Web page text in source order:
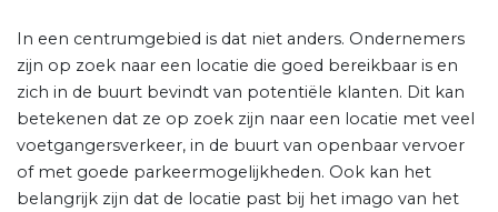
In een centrumgebied is dat niet anders. Ondernemers
zijn op zoek naar een locatie die goed bereikbaar is en
zich in de buurt bevindt van potentiële klanten. Dit kan
betekenen dat ze op zoek zijn naar een locatie met veel
voetgangersverkeer, in de buurt van openbaar vervoer
of met goede parkeermogelijkheden. Ook kan het
belangrijk zijn dat de locatie past bij het imago van het